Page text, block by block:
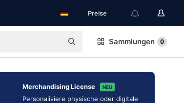
Preise
Sammlungen 0
Merchandising License NEU
Personalisiere physische oder digitale